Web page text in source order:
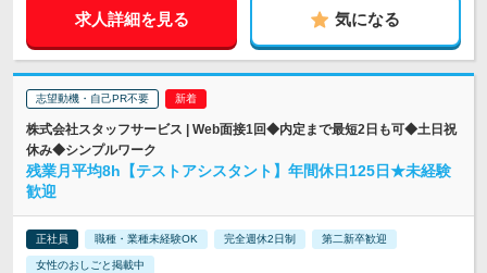
求人詳細を見る 気になる
志望動機・自己PR不要
株式会社スタッフサービス | Web面接1回◆内定まで最短2日も可◆土日祝
休み◆シンプルワーク
残業月平均8h【テストアシスタント】年間休日125日★未経験
歓迎
正社員 職種・業種未経験OK 完全週休2日制 第二新卒歓迎
女性のおしごと掲載中